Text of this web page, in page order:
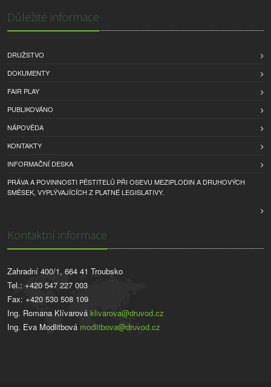
Důležité informace
DRUŽSTVO
DOKUMENTY
FAIR PLAY
PUBLIKOVÁNO
NÁPOVĚDA
KONTAKTY
INFORMAČNÍ DESKA
PRÁVA A POVINNOSTI PĚSTITELŮ PŘI OSEVU MEZIPLODIN A DRUHOVÝCH
SMĚSEK, VYPLÝVAJÍCÍCH Z PLATNÉ LEGISLATIVY.
Kontaktní informace
Zahradní 400/1, 664 41 Troubsko
Tel.: +420 547 227 003
Fax: +420 530 508 109
Ing. Romana Klívarová klivarova@druvod.cz
Ing. Eva Modlitbová modlitbova@druvod.cz